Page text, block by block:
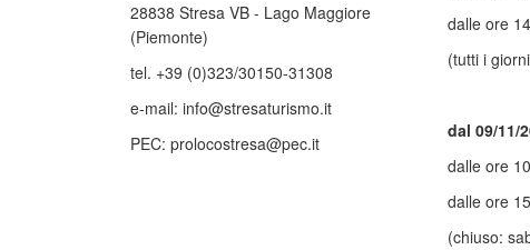
28838 Stresa VB - Lago Maggiore
(Piemonte)
tel. +39 (0)323/30150-31308
e-mail: info@stresaturismo.it
PEC: prolocostresa@pec.it
dalle ore
(tutti i
dal 09/11/
dalle ore
dalle ore
(chiuso: